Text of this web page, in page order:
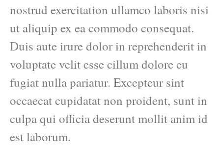
nostrud exercitation ullamco laboris nisi
ut aliquip ex ea commodo consequat.
Duis aute irure dolor in reprehenderit in
voluptate velit esse cillum dolore eu
fugiat nulla pariatur. Excepteur sint
occaecat cupidatat non proident, sunt in
culpa qui officia deserunt mollit anim id
est laborum.